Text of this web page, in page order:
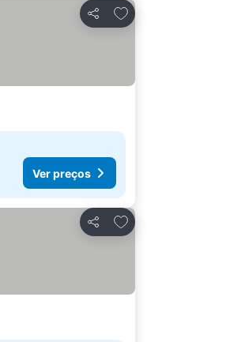
Partilhar
Adicionar aos favoritos
Ver preços
Partilhar
Adicionar aos favoritos